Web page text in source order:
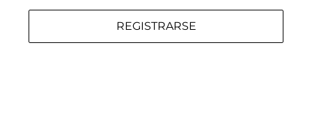
REGISTRARSE